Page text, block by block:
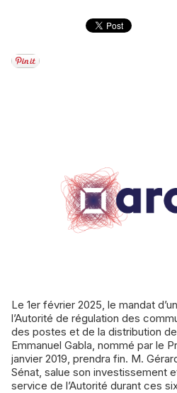
Le 1er février 2025, le mandat d’un membre du collège de
l’Autorité de régulation des
des postes et de la distribution
Emmanuel Gabla, nommé par le
janvier 2019, prendra fin. M.
Sénat, salue son investissement
service de l’Autorité durant ces